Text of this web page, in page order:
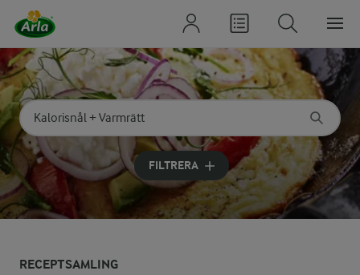
Sök på kategori eller ingrediens
Skriv in sökord för att få förslag
FILTRERA
RECEPTSAMLING